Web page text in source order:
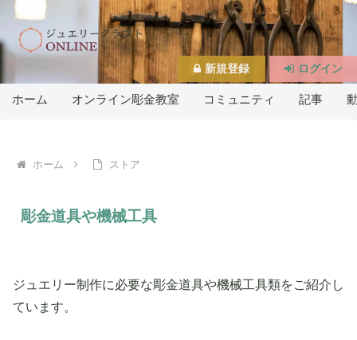
ホーム オンライン彫金教室 コミュニティ 記事
ホーム ストア
彫金道具や機械工具
ジュエリー制作に必要な彫金道具や機械工具類をご紹介し
ています。
新規登録 ログイン